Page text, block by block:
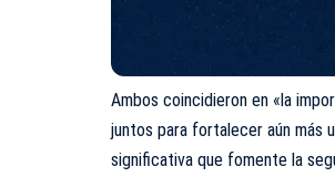
Ambos coincidieron en «la
juntos para fortalecer aún más
significativa que fomente la